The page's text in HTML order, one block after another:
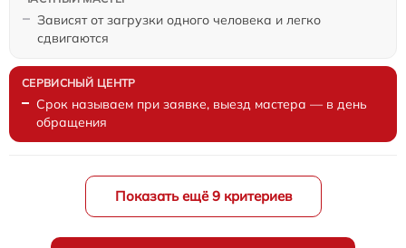
Зависят от загрузки одного человека и легко
сдвигаются
Срок называем при заявке, выезд мастера — в день
обращения
Показать ещё 9 критериев